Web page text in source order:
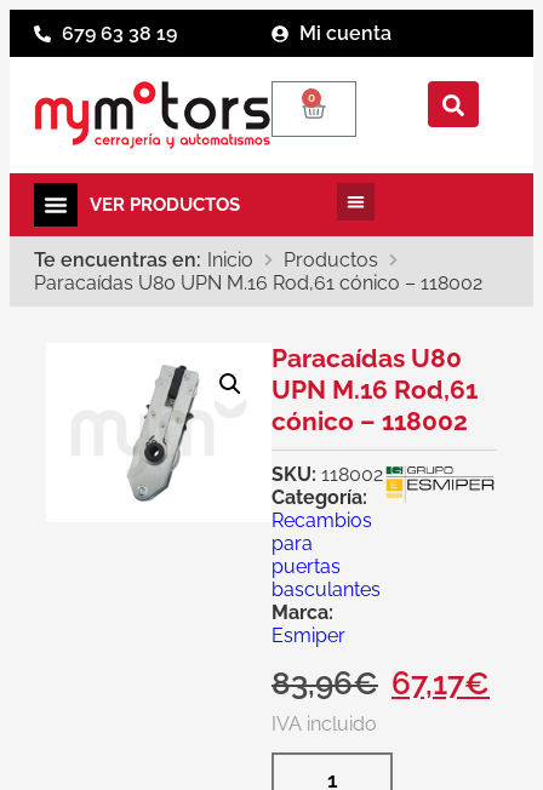
679 63 38 19 Mi cuenta
0
Te encuentras en: Inicio
Productos
Paracaídas U80 UPN M.16 Rod,61 cónico – 118002
Paracaídas U80
UPN M.16 Rod,61
cónico – 118002
SKU: 118002
Categoría:
Recambios
para
puertas
basculantes
Marca:
Esmiper
83,96€ 67,17€
IVA incluido